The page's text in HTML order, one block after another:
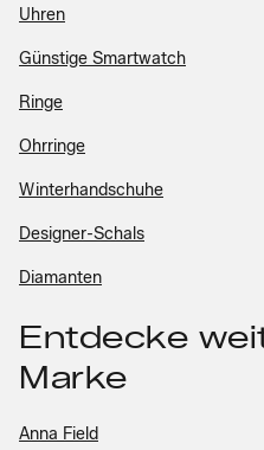
Uhren
Günstige Smartwatch
Ringe
Ohrringe
Winterhandschuhe
Designer-Schals
Diamanten
Entdecke
Marke
Anna Field